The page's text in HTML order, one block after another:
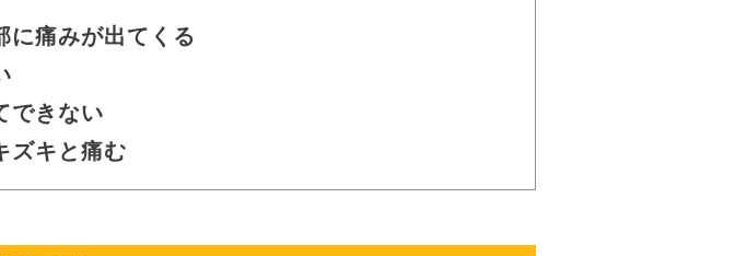
に痛みが出てくる
できない
ズキと痛む